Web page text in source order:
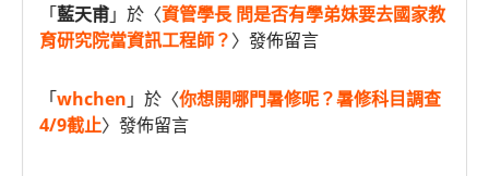
「藍天甫」於〈資管學長 問是否有學弟妹要去國家教
育研究院當資訊工程師？〉發佈留言
「whchen 」於〈你想開哪門暑修呢？暑修科目調查
4/9截止〉發佈留言